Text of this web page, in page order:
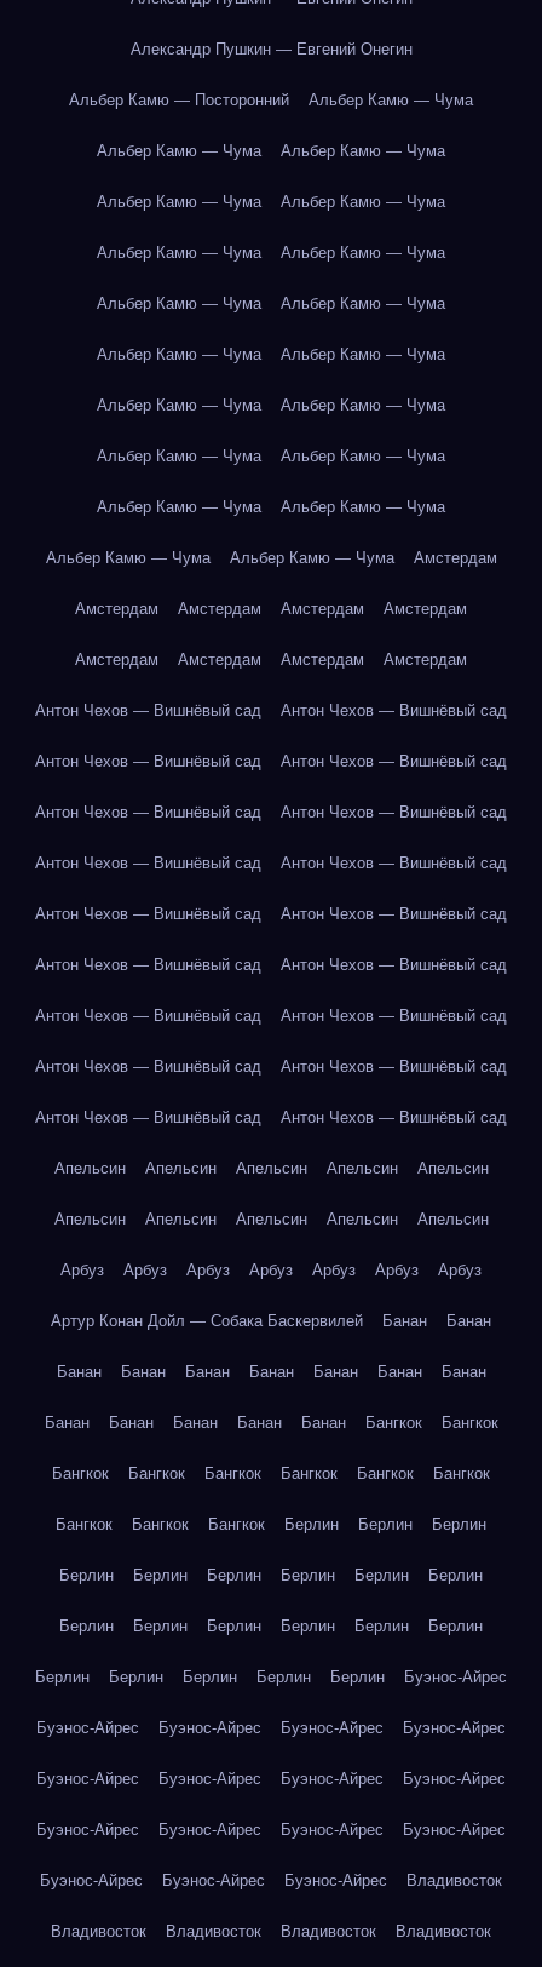
Александр Пушкин — Евгений Онегин
Альбер Камю — Посторонний Альбер Камю — Чума
Альбер Камю — Чума Альбер Камю — Чума
Альбер Камю — Чума Альбер Камю — Чума
Альбер Камю — Чума Альбер Камю — Чума
Альбер Камю — Чума Альбер Камю — Чума
Альбер Камю — Чума Альбер Камю — Чума
Альбер Камю — Чума Альбер Камю — Чума
Альбер Камю — Чума Альбер Камю — Чума
Альбер Камю — Чума Альбер Камю — Чума
Альбер Камю — Чума Альбер Камю — Чума Амстердам
Амстердам Амстердам Амстердам Амстердам
Амстердам Амстердам Амстердам Амстердам
Антон Чехов — Вишнёвый сад Антон Чехов — Вишнёвый сад
Антон Чехов — Вишнёвый сад Антон Чехов — Вишнёвый сад
Антон Чехов — Вишнёвый сад Антон Чехов — Вишнёвый сад
Антон Чехов — Вишнёвый сад Антон Чехов — Вишнёвый сад
Антон Чехов — Вишнёвый сад Антон Чехов — Вишнёвый сад
Антон Чехов — Вишнёвый сад Антон Чехов — Вишнёвый сад
Антон Чехов — Вишнёвый сад Антон Чехов — Вишнёвый сад
Антон Чехов — Вишнёвый сад Антон Чехов — Вишнёвый сад
Антон Чехов — Вишнёвый сад Антон Чехов — Вишнёвый сад
Апельсин Апельсин Апельсин Апельсин Апельсин
Апельсин Апельсин Апельсин Апельсин Апельсин
Арбуз Арбуз Арбуз Арбуз Арбуз Арбуз Арбуз
Артур Конан Дойл — Собака Баскервилей Банан Банан
Банан Банан Банан Банан Банан Банан Банан
Банан Банан Банан Банан Банан Бангкок Бангкок
Бангкок Бангкок Бангкок Бангкок Бангкок Бангкок
Бангкок Бангкок Бангкок Берлин Берлин Берлин
Берлин Берлин Берлин Берлин Берлин Берлин
Берлин Берлин Берлин Берлин Берлин Берлин
Берлин Берлин Берлин Берлин Берлин Буэнос-Айрес
Буэнос-Айрес Буэнос-Айрес Буэнос-Айрес Буэнос-Айрес
Буэнос-Айрес Буэнос-Айрес Буэнос-Айрес Буэнос-Айрес
Буэнос-Айрес Буэнос-Айрес Буэнос-Айрес Буэнос-Айрес
Буэнос-Айрес Буэнос-Айрес Буэнос-Айрес Владивосток
Владивосток Владивосток Владивосток Владивосток